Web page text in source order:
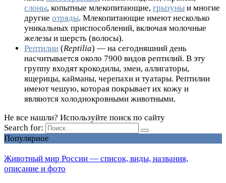
слоны, копытные млекопитающие, грызуны и многие
другие отряды. Млекопитающие имеют несколько
уникальных приспособлений, включая молочные
железы и шерсть (волосы).
Рептилии (Reptilia) — на сегодняшний день
насчитывается около 7900 видов рептилий. В эту
группу входят крокодилы, змеи, аллигаторы,
ящерицы, кайманы, черепахи и туатары. Рептилии
имеют чешую, которая покрывает их кожу и
являются холоднокровными животными.
Не все нашли? Используйте поиск по сайту
Search for:
Популярное
Животный мир России — список, виды, названия,
описание и фото